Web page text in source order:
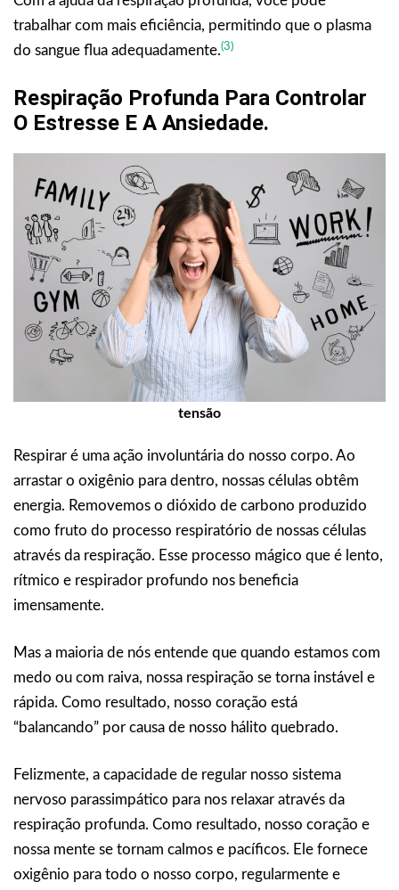
trabalhar com mais eficiência, permitindo que o plasma
do sangue flua adequadamente.(3)
Respiração Profunda Para Controlar
O Estresse E A Ansiedade.
tensão
Respirar é uma ação involuntária do nosso corpo. Ao
arrastar o oxigênio para dentro, nossas células obtêm
energia. Removemos o dióxido de carbono produzido
como fruto do processo respiratório de nossas células
através da respiração. Esse processo mágico que é lento,
rítmico e respirador profundo nos beneficia
imensamente.
Mas a maioria de nós entende que quando estamos com
medo ou com raiva, nossa respiração se torna instável e
rápida. Como resultado, nosso coração está
“balancando” por causa de nosso hálito quebrado.
Felizmente, a capacidade de regular nosso sistema
nervoso parassimpático para nos relaxar através da
respiração profunda. Como resultado, nosso coração e
nossa mente se tornam calmos e pacíficos. Ele fornece
oxigênio para todo o nosso corpo, regularmente e